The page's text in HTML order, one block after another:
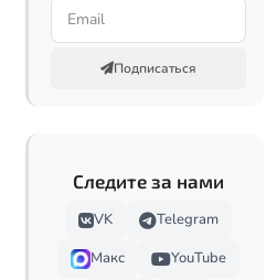
Подписаться
Следите за нами
VK
Telegram
Макс
YouTube